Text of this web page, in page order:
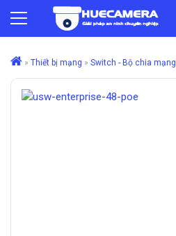
» Thiết bị mạng » Switch - Bộ chia mạng